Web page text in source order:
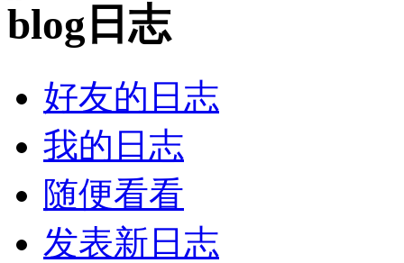
日志
好友的日志
我的日志
随便看看
发表新日志